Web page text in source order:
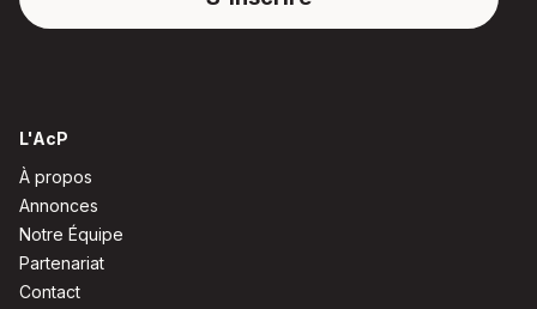
L'AcP
À propos
Annonces
Notre Équipe
Partenariat
Contact